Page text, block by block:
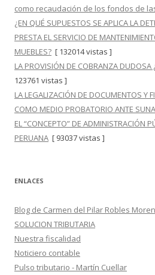
como recaudación de los fondos de
¿EN QUÉ SUPUESTOS SE APLICA LA
PRESTA EL SERVICIO DE
MUEBLES? [ 132014 vistas ]
LA PROVISIÓN DE COBRANZA DUDOSA
123761 vistas ]
LA LEGALIZACIÓN DE DOCUMENTOS Y
COMO MEDIO PROBATORIO ANTE
EL “CONCEPTO” DE ADMINISTRACIÓN
PERUANA [ 93037 vistas ]
ENLACES
Blog de Carmen del Pilar Robles
SOLUCION TRIBUTARIA
Nuestra fiscalidad
Noticiero contable
Pulso tributario - Martín Cuellar